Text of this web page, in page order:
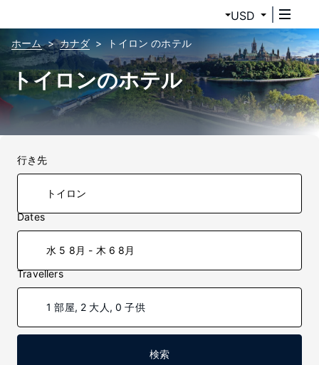
USD
ホーム カナダ トイロン のホテル
トイロンのホテル
行き先
Dates
水 5 8月 - 木 6 8月
Travellers
1 部屋, 2 大人, 0 子供
検索